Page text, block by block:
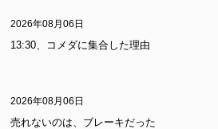
2026年08月06日
13:30、コメダに集合した理由
2026年08月06日
売れないのは、ブレーキだった